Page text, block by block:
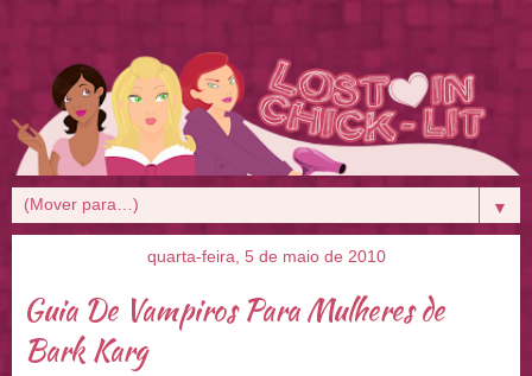
▼
quarta-feira, 5 de maio de 2010
Guia De Vampiros Para Mulheres de
Bark Karg